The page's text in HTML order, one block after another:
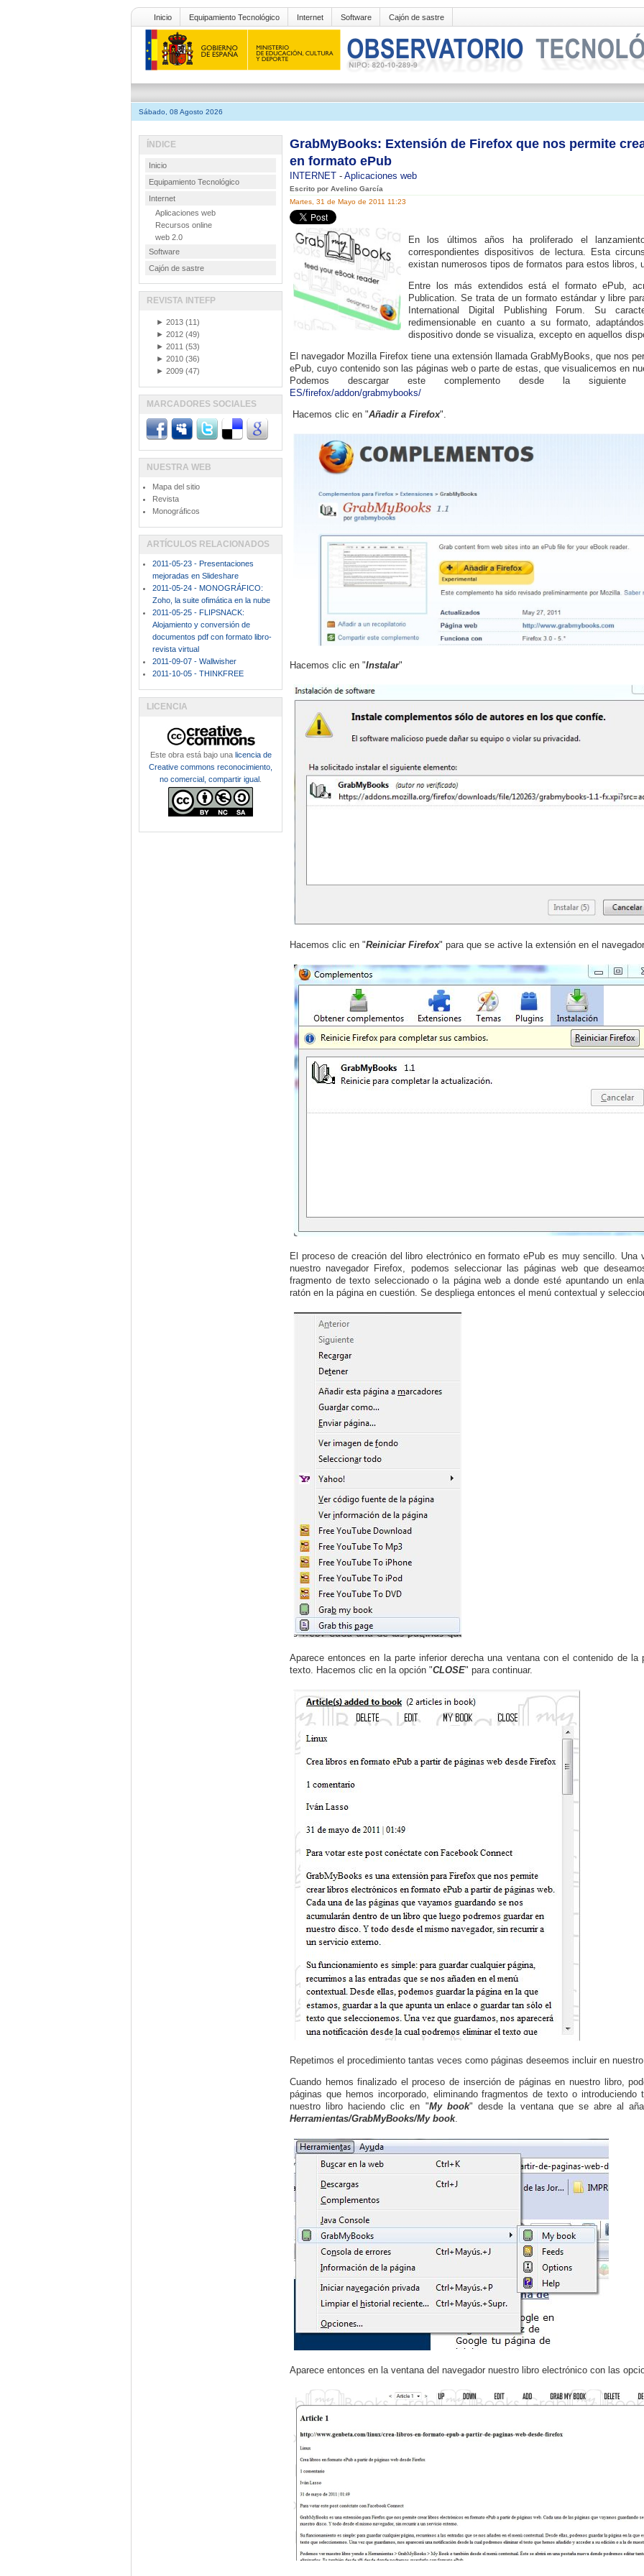
Inicio Equipamiento Tecnológico Internet Software Cajón de sastre
Sábado, 08 Agosto 2026
GrabMyBooks: Extensión de Firefox que nos permite
en formato ePub
INTERNET - Aplicaciones web
Escrito por Avelino García
Martes, 31 de Mayo de 2011 11:23
En los últimos años ha proliferado el
correspondientes dispositivos de lectura. Esta
existan numerosos tipos de formatos para estos libros,
Entre los más extendidos está el formato ePub,
Publication. Se trata de un formato estándar y libre
International Digital Publishing Forum. Su
redimensionable en cuanto a su formato,
dispositivo donde se visualiza, excepto en aquellos
El navegador Mozilla Firefox tiene una extensión llamada GrabMyBooks, que nos
ePub, cuyo contenido son las páginas web o parte de estas, que visualicemos en
Podemos descargar este complemento desde la
ES/firefox/addon/grabmybooks/
Hacemos clic en "Añadir a Firefox".
Hacemos clic en "Instalar"
Hacemos clic en "Reiniciar Firefox" para que se active la extensión en el
El proceso de creación del libro electrónico en formato ePub es muy sencillo.
nuestro navegador Firefox, podemos seleccionar las páginas web que
fragmento de texto seleccionado o la página web a donde esté apuntando un
ratón en la página en cuestión. Se despliega entonces el menú contextual y
Aparece entonces en la parte inferior derecha una ventana con el contenido de la
texto. Hacemos clic en la opción "CLOSE" para continuar.
Repetimos el procedimiento tantas veces como páginas deseemos incluir en
Cuando hemos finalizado el proceso de inserción de páginas en nuestro libro,
páginas que hemos incorporado, eliminando fragmentos de texto o
nuestro libro haciendo clic en "My book" desde la ventana que se abre al
Herramientas/GrabMyBooks/My book.
Aparece entonces en la ventana del navegador nuestro libro electrónico con las
ÍNDICE
Inicio
Equipamiento Tecnológico
Internet
Aplicaciones web
Recursos online
web 2.0
Software
Cajón de sastre
REVISTA INTEFP
► 2013 (11)
► 2012 (49)
► 2011 (53)
► 2010 (36)
► 2009 (47)
MARCADORES SOCIALES
NUESTRA WEB
Mapa del sitio
Revista
Monográficos
ARTÍCULOS RELACIONADOS
2011-05-23 - Presentaciones
mejoradas en Slideshare
2011-05-24 - MONOGRÁFICO:
Zoho, la suite ofimática en la nube
2011-05-25 - FLIPSNACK:
Alojamiento y conversión de
documentos pdf con formato libro-
revista virtual
2011-09-07 - Wallwisher
2011-10-05 - THINKFREE
LICENCIA
Este obra está bajo una licencia de
Creative commons reconocimiento,
no comercial, compartir igual